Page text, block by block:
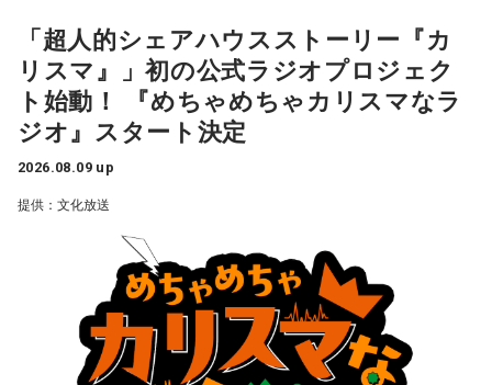
「超人的シェアハウスストーリー『カ
リスマ』」初の公式ラジオプロジェク
ト始動！ 『めちゃめちゃカリスマなラ
ジオ』スタート決定
2026.08.09 up
提供：文化放送